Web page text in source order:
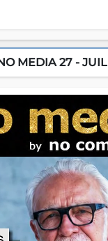
à se lancer, à créer,
sans aide, mais
la nuit. En
Aina Rasamoelina
Afrique.
la torche.
et rentrer chez
d'une chose
ça brûle vite.
autant qu'elle
entrent en scène —
pour montrer où sont
vieux ont
de générations
vos réussites,
d'ailleurs — ils
À
MEDIA 27 -